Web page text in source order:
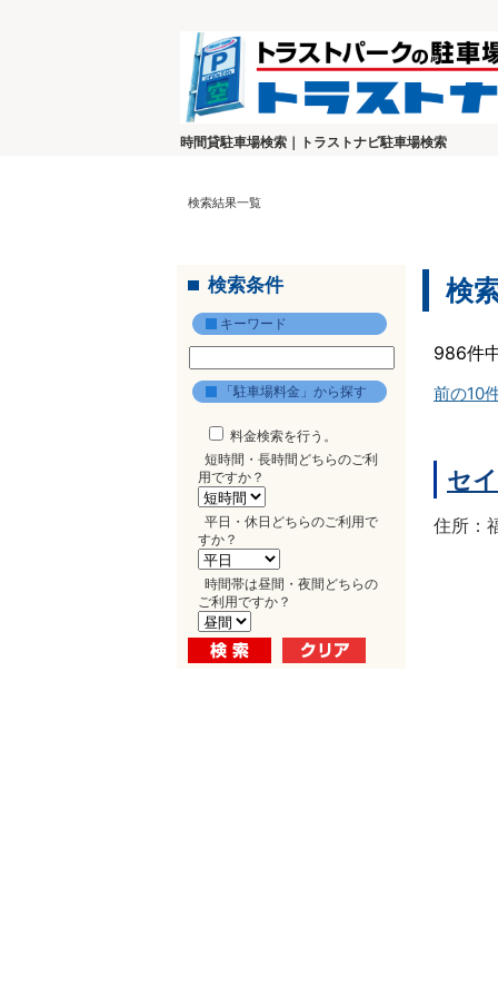
時間貸駐車場検索｜トラストナビ駐車場検索
検索結果一覧
検索条件
キーワード
「駐車場料金」から探す
料金検索を行う。
短時間・長時間どちらのご利
用ですか？
平日・休日どちらのご利用で
すか？
時間帯は昼間・夜間どちらの
ご利用ですか？
検
986件
前の10
セ
住所：